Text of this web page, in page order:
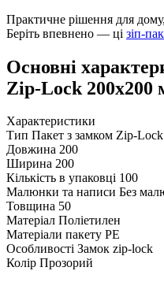
Практичне рішення для
Беріть впевнено — ці зіп-
Основні
Zip-Lock 200х200
Характеристики
Тип Пакет з замком Zip-Lock
Довжина 200
Ширина 200
Кількість в упаковці 100
Малюнки та написи Без
Товщина 50
Матеріал Поліетилен
Матеріали пакету РЕ
Особливості Замок zip-lock
Колір Прозорий